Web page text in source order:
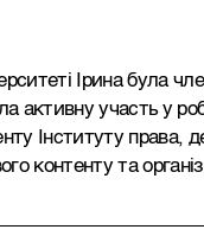
Ірина була
активну участь у
Інституту права,
контенту та